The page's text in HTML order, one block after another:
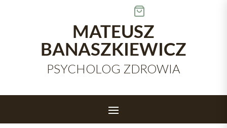
MATEUSZ
BANASZKIEWICZ
PSYCHOLOG ZDROWIA